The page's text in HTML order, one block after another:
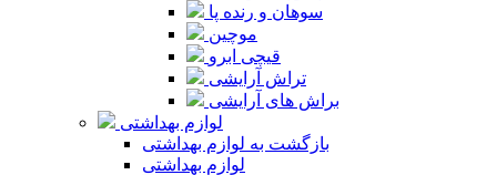
سوهان و رنده پا
موچین
قیچی ابرو
تراش آرایشی
براش های آرایشی
لوازم بهداشتی
بازگشت به لوازم بهداشتی
لوازم بهداشتی